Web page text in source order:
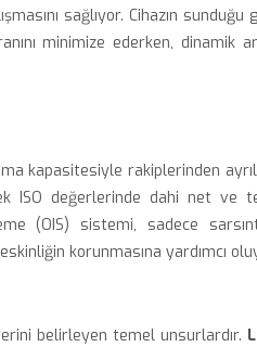
sağlıyor. Cihazın sunduğu
minimize ederken, dinamik
kapasitesiyle rakiplerinden
ISO değerlerinde dahi net ve
(OIS) sistemi, sadece
korunmasına yardımcı
belirleyen temel unsurlardır.